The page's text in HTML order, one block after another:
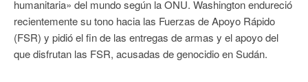
humanitaria» del mundo según la ONU. Washington endureció
recientemente su tono hacia las Fuerzas de Apoyo Rápido
(FSR) y pidió el fin de las entregas de armas y el apoyo del
que disfrutan las FSR, acusadas de genocidio en Sudán.